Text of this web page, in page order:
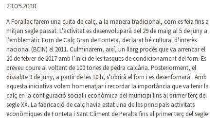
23.05.2018
A Forallac farem una cuita de calç, a la manera tradicional, com es feia fins a
mitjan segle passat. L'activitat es desenvoluparà del 29 de maig al 5 de juny a
l’emblemàtic Forn de Calç Gran de Fonteta, declarat bé cultural d’interès
nacional (BCIN) el 2011. Culminarem, així, un llarg procés que va arrencar el
20 de febrer de 2017 amb l’inici de les tasques de condicionament del forn. Es
preveu coure al voltant de 100 tones de pedra calcària. Posteriorment, el
dissabte 9 de juny, a partir de les 10 h, s'obrirà el forn i es desenfornarà. Amb
aquesta iniciativa volem homenatjar i recordar la importància que va tenir la
calç en la configuració social i econòmica del municipi fins al primer terç del
segle XX. La fabricació de calç havia estat una de les principals activitats
econòmiques de Fonteta i Sant Climent de Peralta fins al primer terç del segle